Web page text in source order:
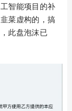
智能项目的补
菜虚构的，搞
此盘泡沫已